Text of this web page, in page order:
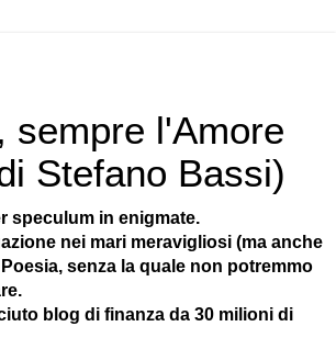
sempre l'Amore
Stefano Bassi)
speculum in enigmate.
nei mari meravigliosi (ma anche
senza la quale non potremmo
blog di finanza da 30 milioni di